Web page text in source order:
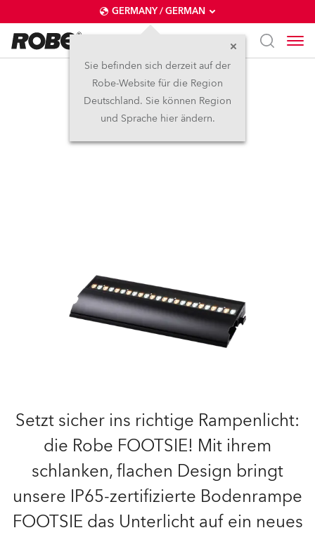
GERMANY / GERMAN
Sie befinden sich derzeit auf der
Robe-Website für die Region
Deutschland. Sie können Region
und Sprache hier ändern.
FOOTSIE1™ Slim
NEU IP65
Setzt sicher ins richtige Rampenlicht:
die Robe FOOTSIE! Mit ihrem
schlanken, flachen Design bringt
unsere IP65-zertifizierte Bodenrampe
FOOTSIE das Unterlicht auf ein neues